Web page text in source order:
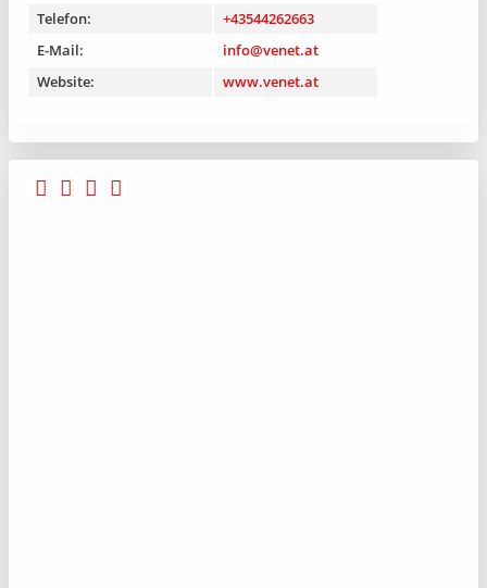
Telefon:
+43544262663
E-Mail:
info@venet.at
Website:
www.venet.at